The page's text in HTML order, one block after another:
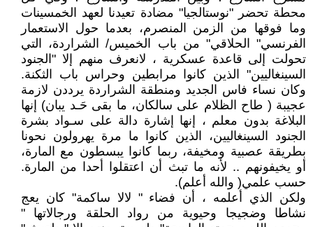
محطة تحضر "نوستالجيا" مضادة تعيدنا لعهد الخمسينات
وما فوقها من الزمن المنصرم، بعدما حول الاستعمار
الفرنسي" الحلاقي" من باب الخميس/ الشراردة، التي
تحولت إلى قاعدة عسكرية ، لانعرف منهم إلا "الجنود
السينغاليين" الذين كانوا مرابطين وحراس باب الثكنة.
وكان نساء فاس الجديد ومنطقة الشراردة يرددن لازمة
عجيبة ( طاح الظلام على سالكان، ما بقى حَـد يبان) إنها
البلاغة بدون معلم ، إنها إشارة دالة على سـواد بشرة
الجنود السينغاليين، الذين كانوا ما مرة يهرولون نحونا
بطريقة عصبية ومخيفة، ربما كانوا يبسطون مع المارة،
أو يخيفونهم .. لأنه ما تبث أن اعتقلوا أحدا من المارة.
حسب علمي( والله أعلم).
ولكن الذي أعلمه ، أن فضاء " لالا ساكمة" كان يعج
نشاطا وضجيجا وحيوية من رواد الحلقة ورجالاتها "